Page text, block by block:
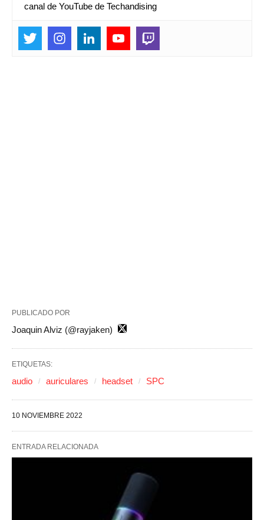
canal de YouTube de Techandising
PUBLICADO POR
Joaquin Alviz (@rayjaken)
ETIQUETAS:
audio auriculares headset SPC
10 NOVIEMBRE 2022
ENTRADA RELACIONADA